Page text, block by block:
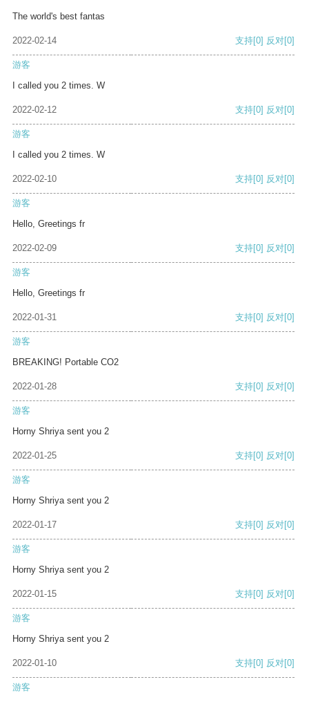
The world's best fantas
2022-02-14 支持[0] 反对[0]
游客
I called you 2 times. W
2022-02-12 支持[0] 反对[0]
游客
I called you 2 times. W
2022-02-10 支持[0] 反对[0]
游客
Hello, Greetings fr
2022-02-09 支持[0] 反对[0]
游客
Hello, Greetings fr
2022-01-31 支持[0] 反对[0]
游客
BREAKING! Portable CO2
2022-01-28 支持[0] 反对[0]
游客
Horny Shriya sent you 2
2022-01-25 支持[0] 反对[0]
游客
Horny Shriya sent you 2
2022-01-17 支持[0] 反对[0]
游客
Horny Shriya sent you 2
2022-01-15 支持[0] 反对[0]
游客
Horny Shriya sent you 2
2022-01-10 支持[0] 反对[0]
游客